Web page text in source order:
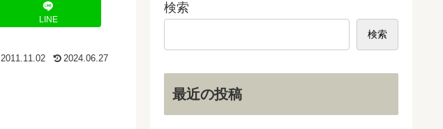
LINE
2011.11.02 2024.06.27
検索
検索
最近の投稿